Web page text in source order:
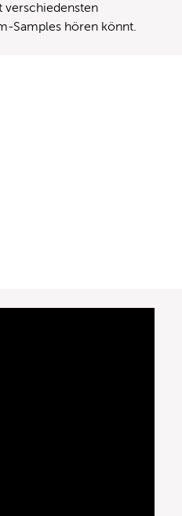
verschiedensten
Samples hören könnt.